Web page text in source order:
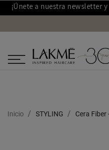
¡Únete a nuestra newsletter
Inicio STYLING Cera Fiber